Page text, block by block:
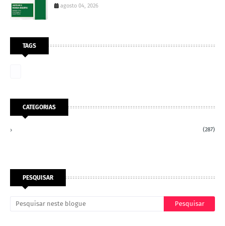
agosto 04, 2026
TAGS
CATEGORIAS
(287)
PESQUISAR